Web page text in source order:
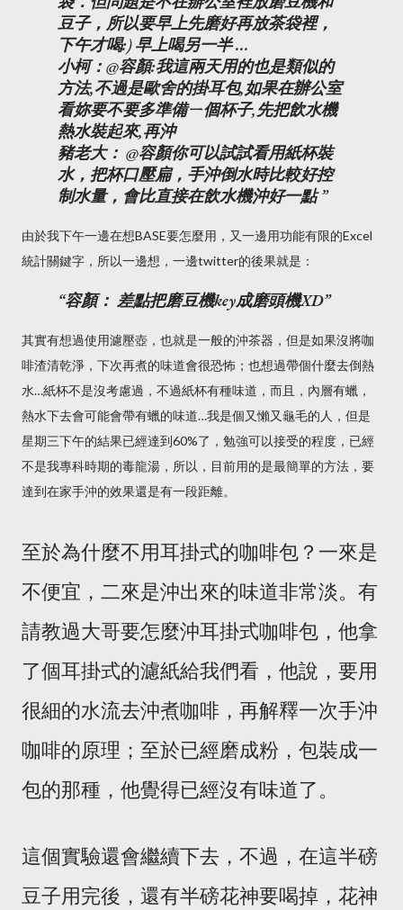
豆子，所以要早上先磨好再放茶袋裡，
下午才喝:) 早上喝另一半 ...
小柯：@容顏:我這兩天用的也是類似的
方法,不過是歐舍的掛耳包,如果在辦公室
看妳要不要多準備ㄧ個杯子,先把飲水機
熱水裝起來,再沖
豬老大： @容顏你可以試試看用紙杯裝
水，把杯口壓扁，手沖倒水時比較好控
制水量，會比直接在飲水機沖好一點
由於我下午一邊在想BASE要怎麼用，又一邊用功能有限的Excel
統計關鍵字，所以一邊想，一邊twitter的後果就是：
容顏： 差點把磨豆機key成磨頭機XD
其實有想過使用濾壓壺，也就是一般的沖茶器，但是如果沒將咖
啡渣清乾淨，下次再煮的味道會很恐怖；也想過帶個什麼去倒熱
水…紙杯不是沒考慮過，不過紙杯有種味道，而且，內層有蠟，
熱水下去會可能會帶有蠟的味道…我是個又懶又龜毛的人，但是
星期三下午的結果已經達到60%了，勉強可以接受的程度，已經
不是我專科時期的毒龍湯，所以，目前用的是最簡單的方法，要
達到在家手沖的效果還是有一段距離。
至於為什麼不用耳掛式的咖啡包？一來是
不便宜，二來是沖出來的味道非常淡。有
請教過大哥要怎麼沖耳掛式咖啡包，他拿
了個耳掛式的濾紙給我們看，他說，要用
很細的水流去沖煮咖啡，再解釋一次手沖
咖啡的原理；至於已經磨成粉，包裝成一
包的那種，他覺得已經沒有味道了。
這個實驗還會繼續下去，不過，在這半磅
豆子用完後，還有半磅花神要喝掉，花神